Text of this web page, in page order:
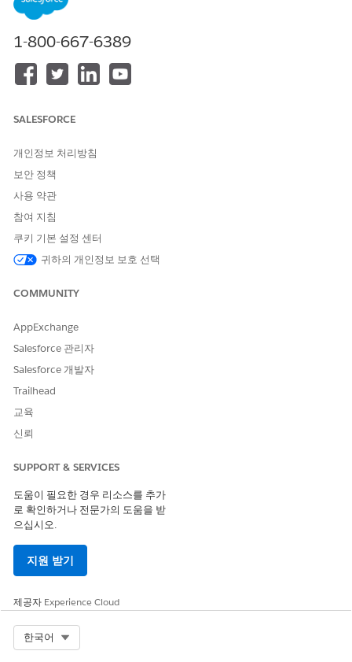
Omnistudio 구성 요소에 액세스해야 하는 Experience Cloud
사용자에 대한 프로필을 만듭니다.
1-800-667-6389
SALESFORCE
개인정보 처리방침
보안 정책
사용 약관
참여 지침
쿠키 기본 설정 센터
귀하의 개인정보 보호 선택
COMMUNITY
AppExchange
Salesforce 관리자
Salesforce 개발자
Trailhead
교육
신뢰
SUPPORT & SERVICES
도움이 필요한 경우 리소스를 추가
로 확인하거나 전문가의 도움을 받
으십시오.
지원 받기
제공자 Experience Cloud
한국어